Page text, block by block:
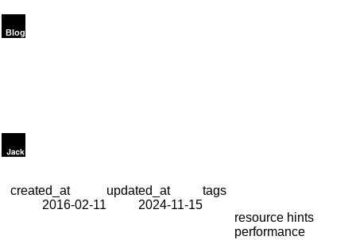
created_at
2016-02-11
updated_at
2024-11-15
tags
resource hints
performance